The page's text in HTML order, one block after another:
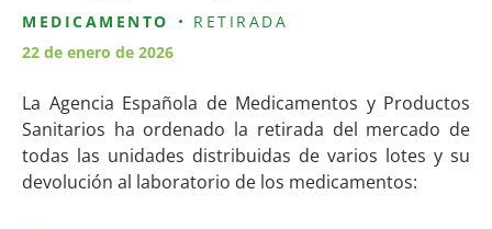
Contenido principal
MEDICAMENTO
RETIRADA
22 de enero de 2026
La Agencia Española de Medicamentos y Productos
Sanitarios ha ordenado la retirada del mercado de
todas las unidades distribuidas de varios lotes y su
devolución al laboratorio de los medicamentos: